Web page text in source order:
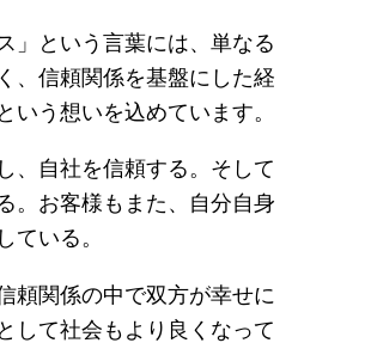
」という言葉には、単なる
、信頼関係を基盤にした経
いう想いを込めています。
、自社を信頼する。そして
。お客様もまた、自分自身
ている。
頼関係の中で双方が幸せに
して社会もより良くなって